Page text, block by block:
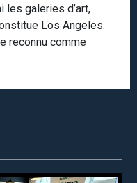
les galeries d’art,
Los Angeles.
reconnu comme